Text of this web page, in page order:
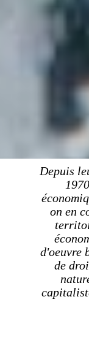
Depuis
on en
d'oeuvre
de